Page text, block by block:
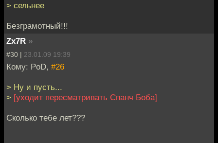
> сельнее
Безграмотный!!!
Zx7R »
#30 | 23.01.09 19:39
Кому: PoD, #26
> Ну и пусть...
> [уходит пересматривать Спанч Боба]
Сколько тебе лет???